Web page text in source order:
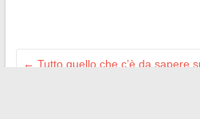
← Tutto quello che c’è da sapere